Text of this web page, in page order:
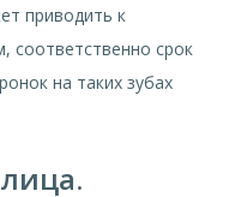
приводить к
соответственно срок
на таких зубах